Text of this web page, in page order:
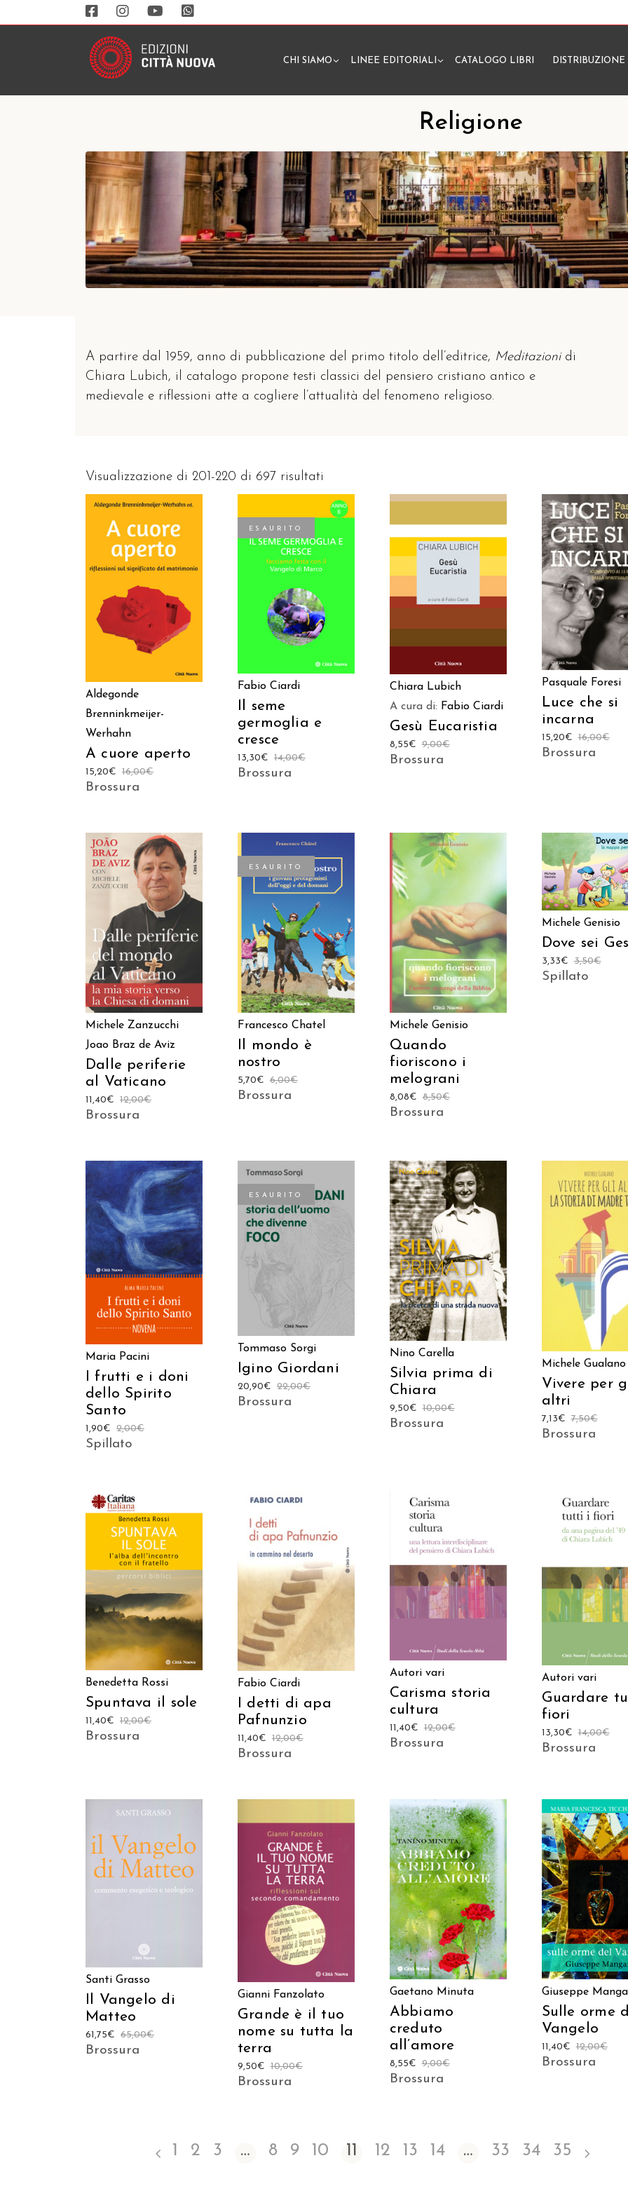
CHI SIAMO LINEE EDITORIALI CATALOGO LIBRI DISTRIBUZIONE
Religione
A partire dal 1959, anno di pubblicazione del primo titolo dell’editrice, Meditazioni di
Chiara Lubich, il catalogo propone testi classici del pensiero cristiano antico e
medievale e riflessioni atte a cogliere l’attualità del fenomeno religioso.
Visualizzazione di 201-220 di 697 risultati
AGGIUNGI AL CARRELLO
Aldegonde
Brenninkmeijer-
Werhahn
A cuore aperto
16,00€
15,20€
Brossura
ESAURITO
Fabio Ciardi
Il seme
germoglia e
cresce
14,00€
13,30€
Brossura
Chiara Lubich
A cura di: Fabio Ciardi
Gesù Eucaristia
9,00€
8,55€
Brossura
AGGIUNGI AL
Pasquale Foresi
Luce che si
incarna
16,00€
15,20€
Brossura
AGGIUNGI AL CARRELLO
Michele Zanzucchi
Joao Braz de Aviz
Dalle periferie
al Vaticano
12,00€
11,40€
Brossura
ESAURITO
LEGGI TUTTO
Francesco Chatel
Il mondo è
nostro
6,00€
5,70€
Brossura
AGGIUNGI AL CARRELLO
Michele Genisio
Quando
fioriscono i
melograni
8,50€
8,08€
Brossura
AGGIUNGI AL
Michele Genisio
Dove sei
3,50€
3,33€
Spillato
AGGIUNGI AL CARRELLO
Maria Pacini
I frutti e i doni
dello Spirito
Santo
2,00€
1,90€
Spillato
ESAURITO
LEGGI TUTTO
Tommaso Sorgi
Igino Giordani
22,00€
20,90€
Brossura
AGGIUNGI AL CARRELLO
Nino Carella
Silvia prima di
Chiara
10,00€
9,50€
Brossura
AGGIUNGI AL
Michele Gualano
Vivere per
altri
7,50€
7,13€
Brossura
AGGIUNGI AL CARRELLO
Benedetta Rossi
Spuntava il sole
12,00€
11,40€
Brossura
AGGIUNGI AL CARRELLO
Fabio Ciardi
I detti di apa
Pafnunzio
12,00€
11,40€
Brossura
AGGIUNGI AL CARRELLO
Autori vari
Carisma storia
cultura
12,00€
11,40€
Brossura
AGGIUNGI AL
Autori vari
Guardare
fiori
14,00€
13,30€
Brossura
Santi Grasso
Il Vangelo di
Matteo
65,00€
61,75€
Brossura
AGGIUNGI AL CARRELLO
Gianni Fanzolato
Grande è il tuo
nome su tutta la
terra
10,00€
9,50€
Brossura
AGGIUNGI AL CARRELLO
Gaetano Minuta
Abbiamo
creduto
all’amore
9,00€
8,55€
Brossura
AGGIUNGI AL
Giuseppe
Sulle orme
Vangelo
12,00€
11,40€
Brossura
1 2 3 … 8 9 10 11 12 13 14 … 33 34 35